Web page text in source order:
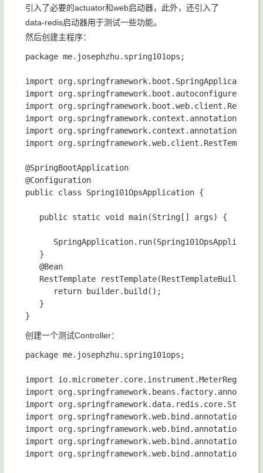
引入了必要的actuator和web启动器，此外，还引入了
data-redis启动器用于测试一些功能。
然后创建主程序：
package me.josephzhu.spring101ops;
import org.springframework.boot.SpringApplication;
import
import
import
import
import
@SpringBootApplication
@Configuration
public class Spring101OpsApplication {
   public static void main(String[] args) {
   }
   @Bean
RestTemplate restTemplate(RestTemplateBuilder
      return builder.build();
   }
创建一个测试Controller：
package me.josephzhu.spring101ops;
import
import
import
import
import
import
import